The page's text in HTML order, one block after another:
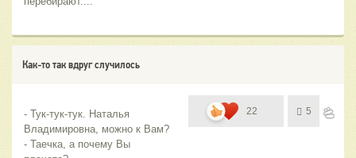
Как-то так вдруг случилось
- Тук-тук-тук. Наталья
Владимировна, можно к Вам?
- Таечка, а почему Вы
22 5